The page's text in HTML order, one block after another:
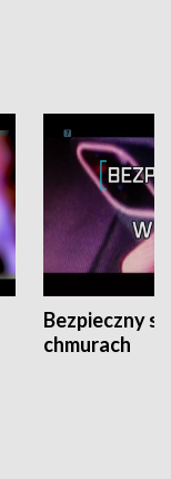
Bezpieczny
chmurach